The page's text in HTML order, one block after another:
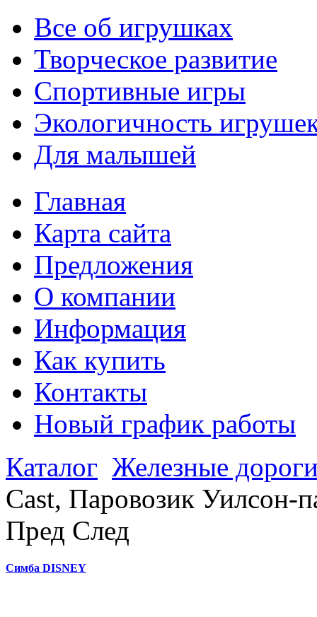
Все об игрушках
Творческое развитие
Спортивные игры
Экологичность
Для малышей
Главная
Карта сайта
Предложения
О компании
Информация
Как купить
Контакты
Новый график работы
Каталог Железные
Cast, Паровозик Уилсон-
Пред След
Симба DISNEY